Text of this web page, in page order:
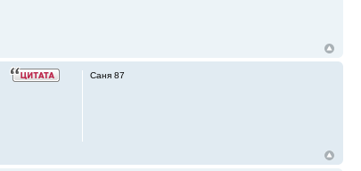
Саня 87